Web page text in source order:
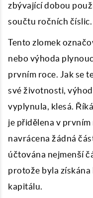
zbývající dobou
součtu ročních číslic.
Tento zlomek
nebo výhoda
prvním roce. Jak se
své životnosti,
vyplynula, klesá.
je přidělena v
navrácena žádná
účtována nejmenší
protože byla
kapitálu.